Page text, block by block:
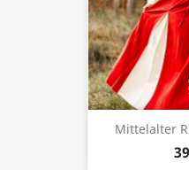
Mittelalter